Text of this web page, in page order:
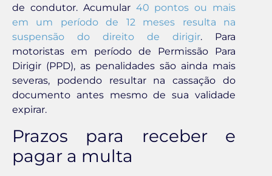
de condutor. Acumular 40 pontos ou mais
em um período de 12 meses resulta na
suspensão do direito de dirigir. Para
motoristas em período de Permissão Para
Dirigir (PPD), as penalidades são ainda mais
severas, podendo resultar na cassação do
documento antes mesmo de sua validade
expirar.
Prazos para receber e
pagar a multa